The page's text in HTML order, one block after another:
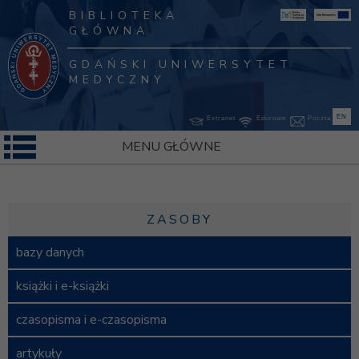
BIBLIOTEKA
GŁÓWNA
GDAŃSKI UNIWERSYTET
MEDYCZNY
Extranet Eduroam Poczta EN
MENU GŁÓWNE
ZASOBY
bazy danych
książki i e-książki
czasopisma i e-czasopisma
artykuły